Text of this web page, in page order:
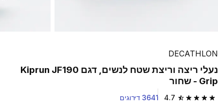
DECATHLON
נעלי ריצה וריצת שטח לנשים, דגם Kiprun JF190
Grip - שחור
4.7 4.7 out of 5 stars from 3641 reviews 3641 דירוגים